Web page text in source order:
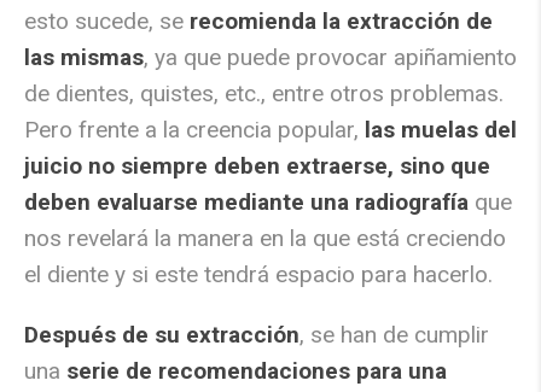
esto sucede, se recomienda la extracción de
las mismas, ya que puede provocar apiñamiento
de dientes, quistes, etc., entre otros problemas.
Pero frente a la creencia popular, las muelas del
juicio no siempre deben extraerse, sino que
deben evaluarse mediante una radiografía que
nos revelará la manera en la que está creciendo
el diente y si este tendrá espacio para hacerlo.
Después de su extracción, se han de cumplir
una serie de recomendaciones para una